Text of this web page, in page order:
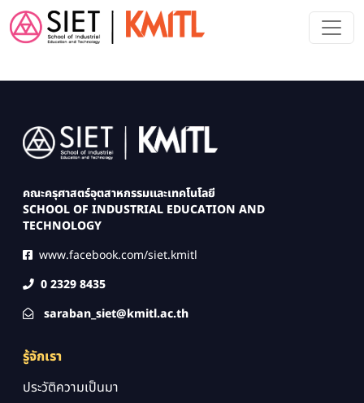
Skip to main content
Image
คณะครุศาสตร์อุตสาหกรรมและเทคโนโลยี
SCHOOL OF INDUSTRIAL EDUCATION AND
TECHNOLOGY
www.facebook.com/siet.kmitl
0 2329 8435
saraban_siet@kmitl.ac.th
รู้จักเรา
ประวัติความเป็นมา